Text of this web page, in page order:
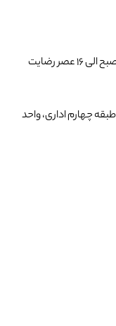
رضایت
طبقه چهارم اداری، واحد